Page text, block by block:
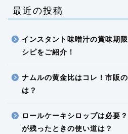
最近の投稿
インスタント味噌汁の賞味期
シピをご紹介！
ナムルの黄金比はコレ！市販
は？
ロールケーキシロップは必要
が残ったときの使い道は？